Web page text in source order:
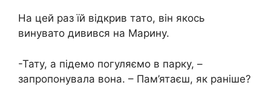
На цей раз їй відкрив тато, він якось
винувато дивився на Марину.
-Тату, а підемо погуляємо в парку, –
запропонувала вона. – Пам’ятаєш, як раніше?